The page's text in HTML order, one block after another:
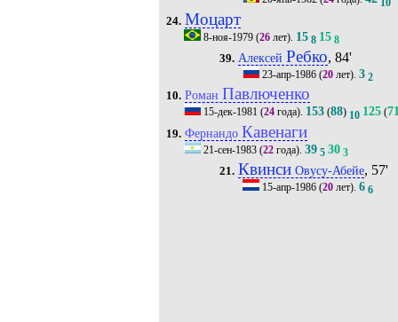
24. Моцарт
8-ноя-1979(26лет). 15 8 15 8
39. Алексей Ребко, 84'
23-апр-1986 (20 лет).3 2
10. Роман Павлюченко
15-дек-1981 (24года). 153(88) 10 125(
19. Фернандо Кавенаги
21-сен-1983(22года). 39 5 30 3
21. КвинсиОвусу-Абейе, 57'
15-апр-1986 (20 лет).6 6